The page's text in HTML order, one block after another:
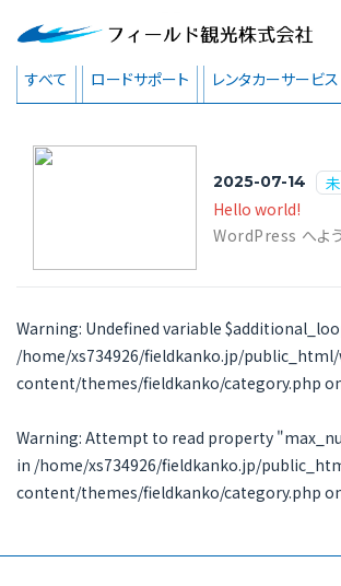
お知らせNEWS
すべて
ロードサポート レンタカーサービス
2025-07-14
Hello world!
Warning: Undefined variable
/home/xs734926/fieldkanko.jp/
content/themes/fieldkanko/category.php
Warning: Attempt to read property
in /home/xs734926/fieldkanko.jp/
content/themes/fieldkanko/category.php